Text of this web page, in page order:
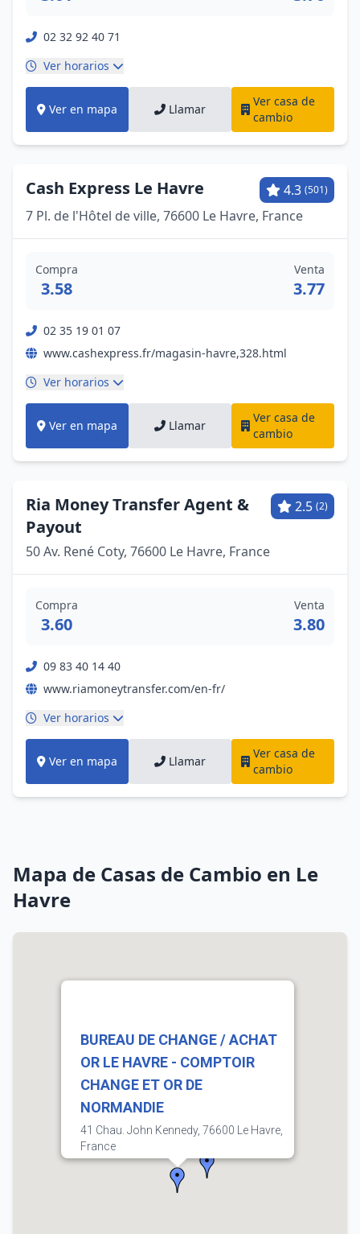
02 32 92 40 71
Ver horarios
Ver en mapa Llamar
Ver casa de
cambio
Cash Express Le Havre 4.3 (501)
7 Pl. de l'Hôtel de ville, 76600 Le Havre, France
Compra
3.58
Venta
3.77
02 35 19 01 07
www.cashexpress.fr/magasin-havre,328.html
Ver horarios
Ver en mapa Llamar
Ver casa de
cambio
Ria Money Transfer Agent &
Payout
2.5 (2)
50 Av. René Coty, 76600 Le Havre, France
Compra
3.60
Venta
3.80
09 83 40 14 40
www.riamoneytransfer.com/en-fr/
Ver horarios
Ver en mapa Llamar
Ver casa de
cambio
Mapa de Casas de Cambio en Le
Havre
BUREAU DE CHANGE / ACHAT
OR LE HAVRE - COMPTOIR
CHANGE ET OR DE
NORMANDIE
41 Chau. John Kennedy, 76600 Le Havre,
France